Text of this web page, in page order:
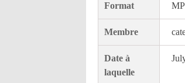
Format
Membre
Date à
laquelle